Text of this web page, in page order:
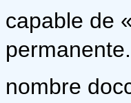
capable de
nombre